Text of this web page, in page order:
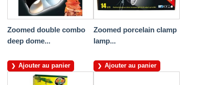
Zoomed double combo
deep dome...
Ajouter au panier
Zoomed porcelain clamp
lamp...
Ajouter au panier